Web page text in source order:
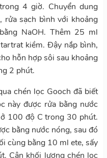
4 giờ. Chuyển dung
sạch bình với khoảng
NaOH. Thêm 25 ml
kiềm. Đậy nắp bình,
hỗn hợp sôi sau khoảng
2 phút.
chén lọc Gooch đã biết
này được rửa bằng nước
100 độ C trong 30 phút.
bằng nước nóng, sau đó
cùng bằng 10 ml ete, sấy
Cân khối lượng chén lọc